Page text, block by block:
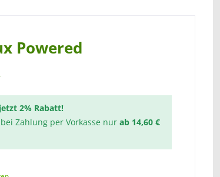
Powered
2% Rabatt!
Zahlung per Vorkasse nur ab 14,60 €